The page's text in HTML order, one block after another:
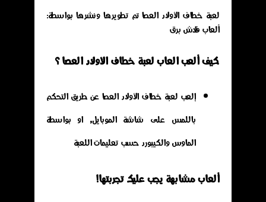
لعبة خطاف الأولاد العصا تم تطويرها ونشرها بواسطة:
ألعاب فلاش برق
كيف ألعب العاب لعبة خطاف الأولاد العصا ؟
إلعب لعبة خطاف الأولاد العصا عن طريق التحكم
باللمس على شاشة الموبايل, او بواسطة
الماوس والكيبورد حسب تعليمات اللعبة
ألعاب مشابهة يجب عليك تجربتها!